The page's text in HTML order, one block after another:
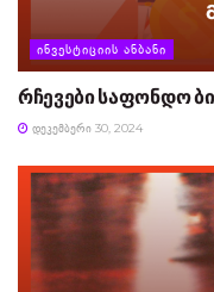
ᲘᲜᲕᲔᲡᲢᲘᲪᲘᲘᲡ ᲐᲜᲑᲐᲜᲘ
რჩევები საფონდო
ᲓᲔᲙᲔᲛᲑᲔᲠᲘ 30, 2024